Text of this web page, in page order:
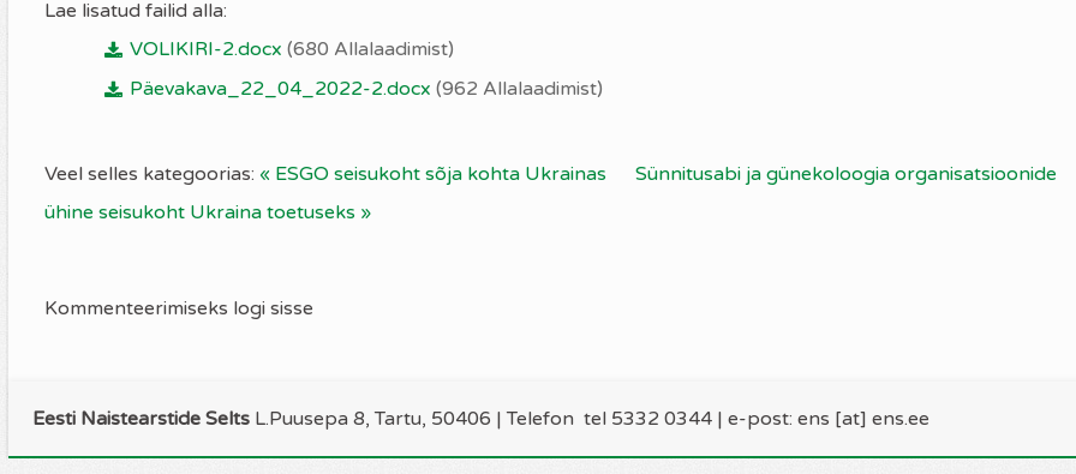
Lae lisatud failid alla:
VOLIKIRI-2.docx (680 Allalaadimist)
Päevakava_22_04_2022-2.docx (962 Allalaadimist)
Veel selles kategoorias: « ESGO seisukoht sõja kohta Ukrainas
Sünnitusabi ja günekoloogia organisatsioonide
ühine seisukoht Ukraina toetuseks »
Kommenteerimiseks logi sisse
Eesti Naistearstide Selts L.Puusepa 8, Tartu, 50406 | Telefon tel 5332 0344 | e-post: ens [at] ens.ee